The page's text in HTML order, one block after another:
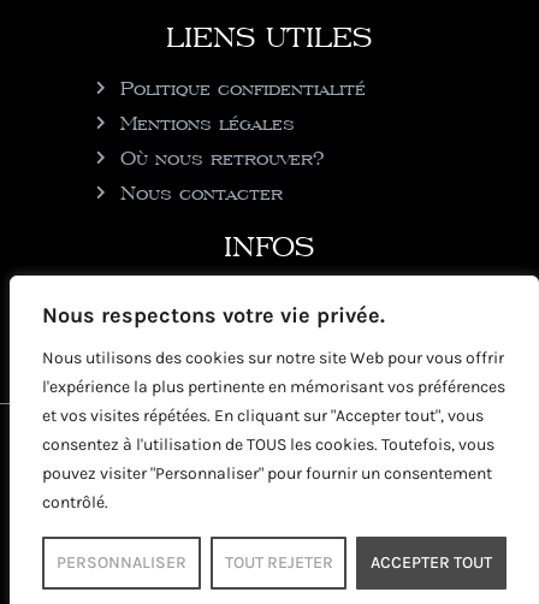
Nous respectons votre vie privée.
Nous utilisons des cookies sur notre site Web pour vous offrir
l'expérience la plus pertinente en mémorisant vos préférences
et vos visites répétées. En cliquant sur "Accepter tout", vous
consentez à l'utilisation de TOUS les cookies. Toutefois, vous
pouvez visiter "Personnaliser" pour fournir un consentement
contrôlé.
PERSONNALISER TOUT REJETER ACCEPTER TOUT
LIENS UTILES
Politique confidentialité
Mentions légales
Où nous retrouver?
Nous contacter
INFOS
97150 Saint-Martin
2026 © Copyright Rhumgouverneur